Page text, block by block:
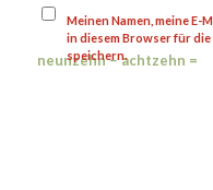
Meinen Namen, meine E-
in diesem Browser für
speichern.
neunzehn − achtzehn =